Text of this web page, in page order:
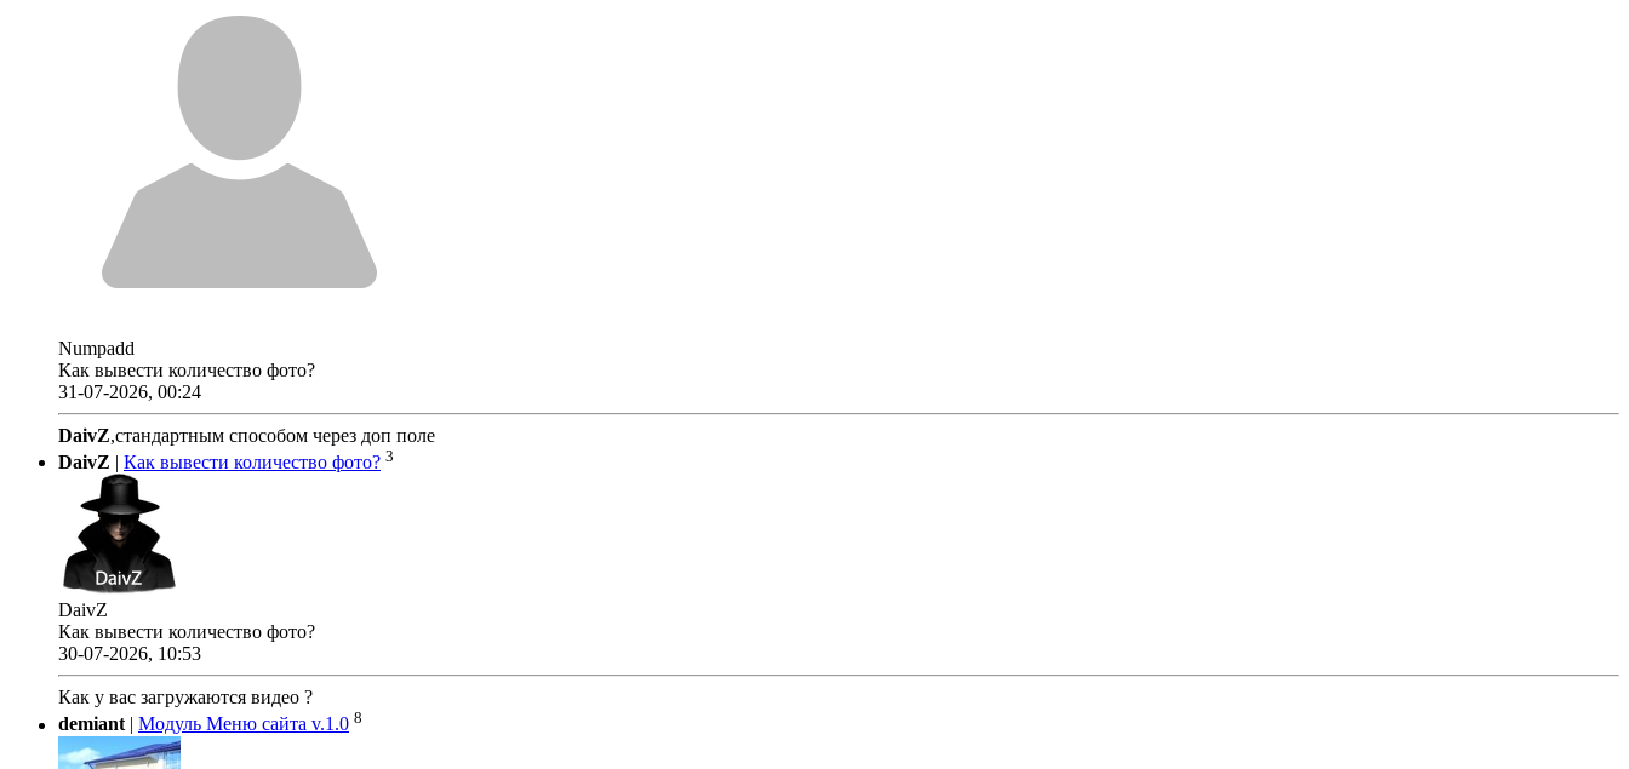
Numpadd
Как вывести количество фото?
31-07-2026, 00:24
DaivZ,стандартным способом через доп поле
DaivZ | Как вывести количество фото? 3
DaivZ
Как вывести количество фото?
30-07-2026, 10:53
Как у вас загружаются видео ?
demiant| Модуль Меню сайта v.1.0 8